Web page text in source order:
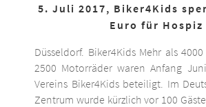
5. Juli 2017, Biker4Kids
Euro für Hospiz
Düsseldorf. Biker4Kids Mehr als
2500 Motorräder waren Anfang
Vereins Biker4Kids beteiligt. Im
Zentrum wurde kürzlich vor 100